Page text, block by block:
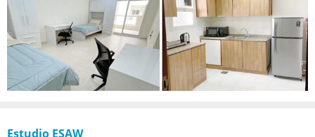
Estudio ESAW